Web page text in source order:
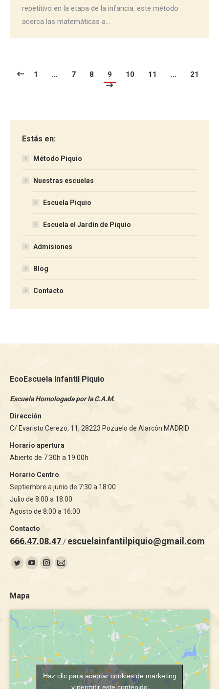
repetitivo en la etapa de la infancia, este método
acerca las matemáticas a…
1 … 7 8 9 10 11 … 21
Estás en:
Método Piquio
Nuestras escuelas
Escuela Piquio
Escuela el Jardín de Piquio
Admisiones
Blog
Contacto
EcoEscuela Infantil Piquio
Escuela Homologada por la C.A.M.
Dirección
C/ Evaristo Cerezo, 11, 28223 Pozuelo de Alarcón MADRID
Horario apertura
Abierto de 7:30h a 19:00h
Horario Centro
Septiembre a junio de 7:30 a 18:00
Julio de 8:00 a 18:00
Agosto de 8:00 a 16:00
Contacto
666.47.08.47 / escuelainfantilpiquio@gmail.com
Encuéntranos en:
Twitter
opens
new
window
YouTube
new
window
Instagram
new
window
Mail
new
window
Mapa
Haz clic para aceptar cookies de marketing
y permitir este contenido